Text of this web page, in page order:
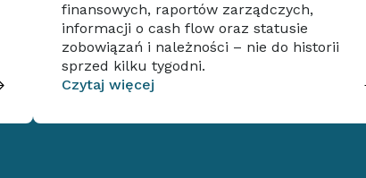
finansowych, raportów zarządczych,
informacji o cash flow oraz statusie
zobowiązań i należności – nie do historii
sprzed kilku tygodni.
Czytaj więcej